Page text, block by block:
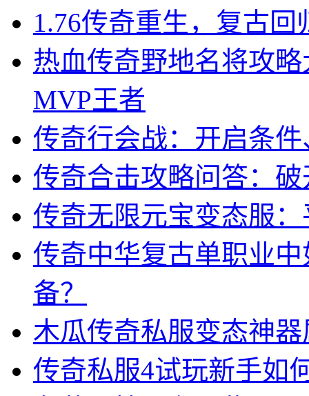
1.76传奇重生，复古
热血传奇野地名将攻
MVP王者
传奇行会战：开启条
传奇合击攻略问答：
传奇无限元宝变态服
传奇中华复古单职业
备？
木瓜传奇私服变态神
传奇私服4试玩新手如